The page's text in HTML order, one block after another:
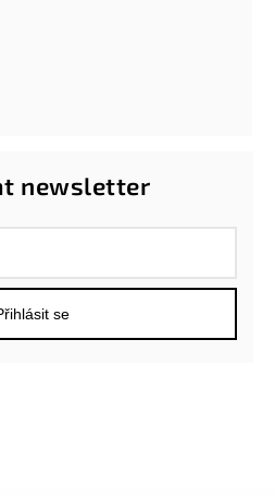
newsletter
se